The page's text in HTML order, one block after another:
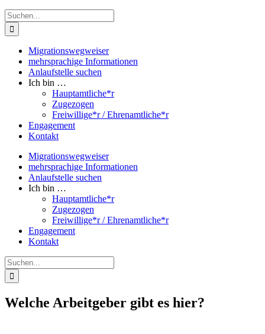
Suche
nach:
Migrationswegweiser
mehrsprachige Informationen
Anlaufstelle suchen
Ich bin …
Hauptamtliche*r
Zugezogen
Freiwillige*r / Ehrenamtliche*r
Engagement
Kontakt
Migrationswegweiser
mehrsprachige Informationen
Anlaufstelle suchen
Ich bin …
Hauptamtliche*r
Zugezogen
Freiwillige*r / Ehrenamtliche*r
Engagement
Kontakt
Suche
nach:
Welche Arbeitgeber gibt es hier?